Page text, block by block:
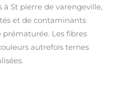
à St pierre de varengeville,
et de contaminants
Les fibres
autrefois ternes